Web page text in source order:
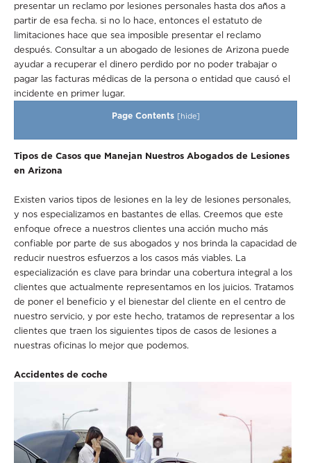
presentar un reclamo por lesiones personales hasta dos años a
partir de esa fecha. si no lo hace, entonces el estatuto de
limitaciones hace que sea imposible presentar el reclamo
después. Consultar a un abogado de lesiones de Arizona puede
ayudar a recuperar el dinero perdido por no poder trabajar o
pagar las facturas médicas de la persona o entidad que causó el
incidente en primer lugar.
Page Contents [hide]
Tipos de Casos que Manejan Nuestros Abogados de Lesiones
en Arizona
Existen varios tipos de lesiones en la ley de lesiones personales,
y nos especializamos en bastantes de ellas. Creemos que este
enfoque ofrece a nuestros clientes una acción mucho más
confiable por parte de sus abogados y nos brinda la capacidad de
reducir nuestros esfuerzos a los casos más viables. La
especialización es clave para brindar una cobertura integral a los
clientes que actualmente representamos en los juicios. Tratamos
de poner el beneficio y el bienestar del cliente en el centro de
nuestro servicio, y por este hecho, tratamos de representar a los
clientes que traen los siguientes tipos de casos de lesiones a
nuestras oficinas lo mejor que podemos.
Accidentes de coche